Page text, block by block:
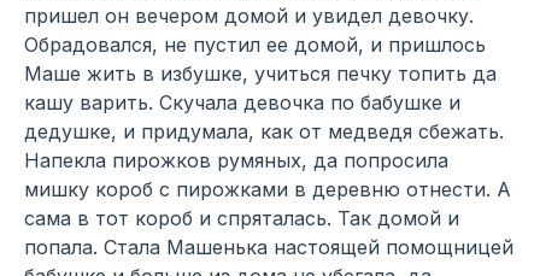
пришел он вечером домой и увидел девочку.
Обрадовался, не пустил ее домой, и пришлось
Маше жить в избушке, учиться печку топить да
кашу варить. Скучала девочка по бабушке и
дедушке, и придумала, как от медведя сбежать.
Напекла пирожков румяных, да попросила
мишку короб с пирожками в деревню отнести. А
сама в тот короб и спряталась. Так домой и
попала. Стала Машенька настоящей помощницей